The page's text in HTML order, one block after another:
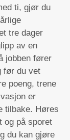
ti, gjør du
tre dager
av en
jobben fører
før du vet
poeng, trene
er
tilbake. Høres
og på sporet
du kan gjøre